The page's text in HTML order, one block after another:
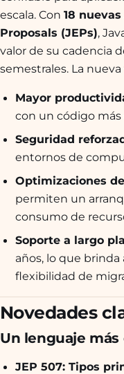
escala. Con 18
Proposals (JEPs),
valor de su cadencia
semestrales. La
Mayor
con un código más
Seguridad
entornos de
Optimizaciones
permiten un
consumo de
Soporte a largo
años, lo que brinda
flexibilidad de
Novedades
Un lenguaje
JEP 507: Tipos